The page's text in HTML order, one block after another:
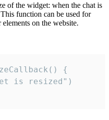
of the widget: when the chat is
function can be used for
on the website.
{
is resized")